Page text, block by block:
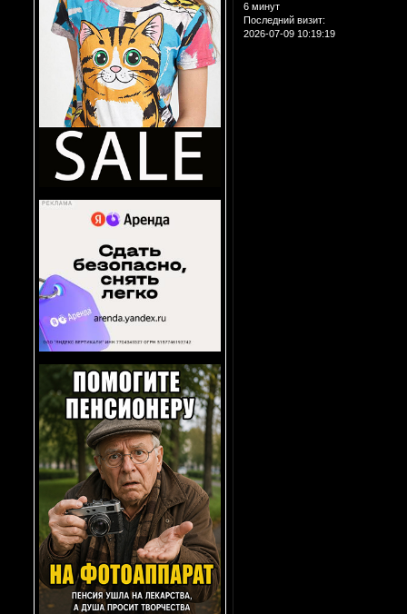
6 минут
Последний визит:
2026-07-09 10:19:19